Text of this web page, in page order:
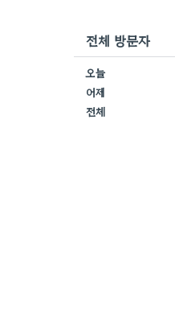
전체 방문자
오늘
어제
전체